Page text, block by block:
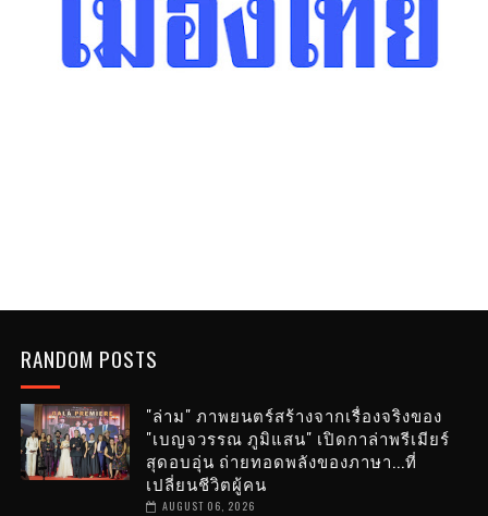
RANDOM POSTS
"ล่าม" ภาพยนตร์สร้างจากเรื่องจริงของ
"เบญจวรรณ ภูมิแสน" เปิดกาล่าพรีเมียร์
สุดอบอุ่น ถ่ายทอดพลังของภาษา...ที่
เปลี่ยนชีวิตผู้คน
AUGUST 06, 2026